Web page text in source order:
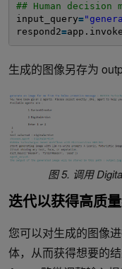
## Human
input_query=
respond2=
生成的图像另存为
图 5. 调用
迭代以获得高质
您可以对生成的图像
体，从而获得想要的